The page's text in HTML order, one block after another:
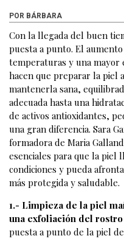
POR BÁRBARA
Con la llegada del buen
puesta a punto. El
temperaturas y una mayor
hacen que preparar la piel
mantenerla sana,
adecuada hasta una
de activos antioxidantes,
una gran diferencia. Sara
formadora de Maria
esenciales para que la piel
condiciones y pueda
más protegida y saludable.
1.- Limpieza de la piel
una exfoliación del
puesta a punto de la piel